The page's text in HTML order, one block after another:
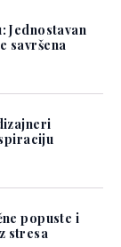
Jednostavan
savršena
popuste i
stresa